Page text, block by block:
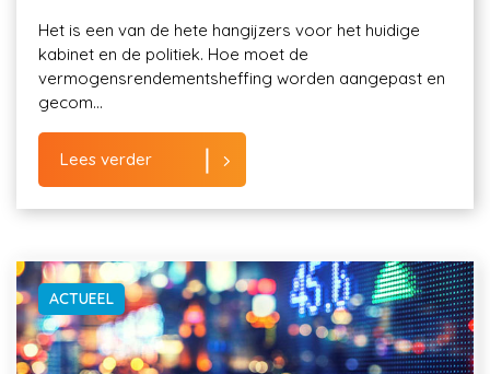
Het is een van de hete hangijzers voor het huidige
kabinet en de politiek. Hoe moet de
vermogensrendementsheffing worden aangepast en
gecom...
Lees verder
ACTUEEL